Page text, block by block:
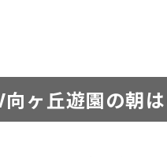
ヶ丘遊園の朝